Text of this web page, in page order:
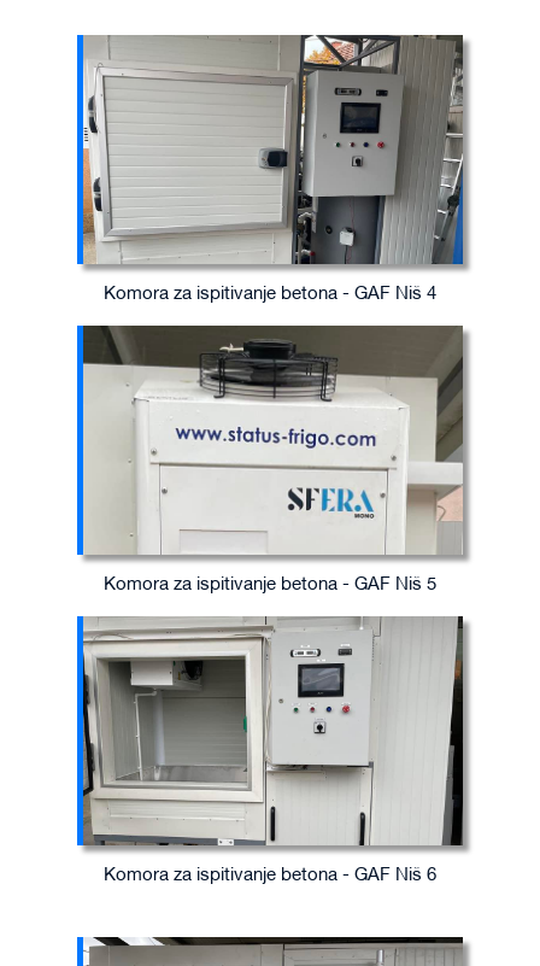
Komora za ispitivanje betona - GAF Niš 4
Komora za ispitivanje betona - GAF Niš 5
Komora za ispitivanje betona - GAF Niš 6